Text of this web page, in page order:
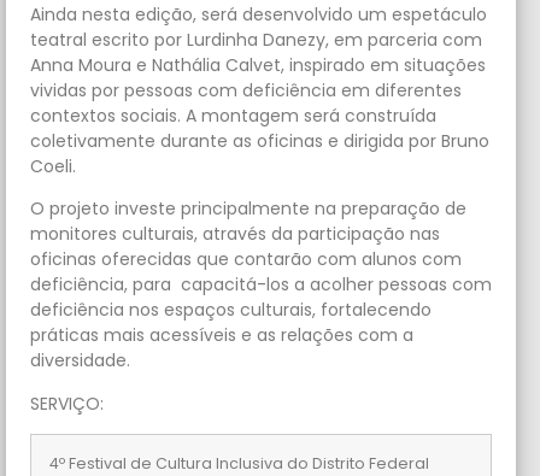
Ainda nesta edição, será desenvolvido um espetáculo
teatral escrito por Lurdinha Danezy, em parceria com
Anna Moura e Nathália Calvet, inspirado em situações
vividas por pessoas com deficiência em diferentes
contextos sociais. A montagem será construída
coletivamente durante as oficinas e dirigida por Bruno
Coeli.
O projeto investe principalmente na preparação de
monitores culturais, através da participação nas
oficinas oferecidas que contarão com alunos com
deficiência, para capacitá-los a acolher pessoas com
deficiência nos espaços culturais, fortalecendo
práticas mais acessíveis e as relações com a
diversidade.
SERVIÇO:
4º Festival de Cultura Inclusiva do Distrito Federal